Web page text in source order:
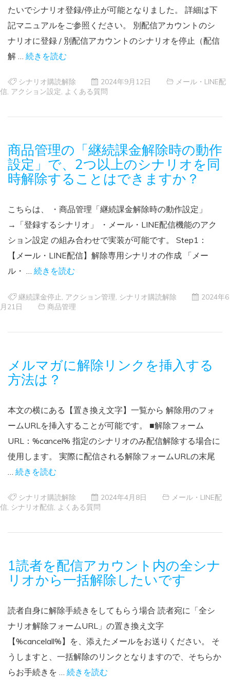
たいでシナリオ登録/停止が可能となりました。 詳細は下
記マニュアルをご参照ください。 別配信アカウントのシ
ナリオに登録 / 別配信アカウントのシナリオを停止（配信
解 … 続きを読む
シナリオ購読解除 2024年9月12日
メール・LINE配
信 アクション設定 よくある質問
商品管理の「継続課金解除時の動作
設定」で、2つ以上のシナリオを同
時解除することはできますか？
こちらは、 ・商品管理「継続課金解除時の動作設定」
→「登録するシナリオ」 ・メール・LINE配信機能のアク
ション設定 の組み合わせで実装が可能です。 Step1：
【メール・LINE配信】解除専用シナリオの作成 「メー
ル・ … 続きを読む
継続課金停止 アクション管理 シナリオ購読解除
2024年6
月21日
商品管理
メルマガに解除リンクを挿入する
方法は？
本文の横にある【置き換え文字】一覧から 解除用のフォ
ームURLを挿入することが可能です。 ■解除フォーム
URL：%cancel% 指定のシナリオのみ配信解除する場合に
使用します。 実際に配信される解除フォームURLの末尾
続きを読む
シナリオ購読解除 2024年4月8日
メール・LINE配
信 シナリオ配信 よくある質問
1読者を配信アカウント内の全シナ
リオから一括解除したいです
読者自身に解除手続きをしてもらう場合 読者宛に「全シ
ナリオ解除フォームURL」の置き換え文字
【%cancelall%】を、添えたメールをお送りください。 そ
うしますと、一括解除のリンクとなりますので、そちらか
らお手続きを … 続きを読む